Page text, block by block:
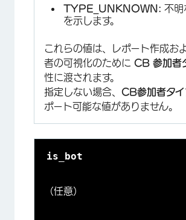
TYPE_UNKNOWN: 不明
を示します。
これらの値は、レポート作成お
者の可視化のために CB 参加者
性に渡されます。
指定しない場合、 CB参加者タ
ポート可能な値がありません。
is_bot
（任意）